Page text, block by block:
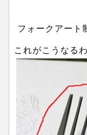
フォークアート
これがこうなる